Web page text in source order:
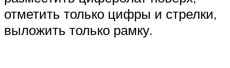
отметить только цифры и стрелки,
выложить только рамку.